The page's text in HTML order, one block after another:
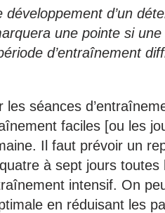
développement d’un
une pointe si
d’entraînement
les séances
faciles [ou les
Il faut prévoir un
à sept jours toutes
intensif. On
en réduisant les